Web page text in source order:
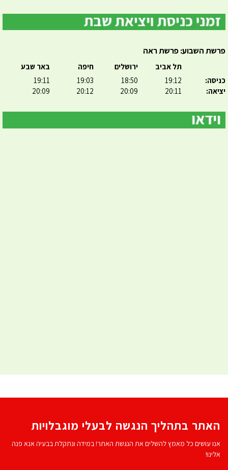
פרשת השבוע: פרשת ראה
כניסה:
יציאה:
תל אביב
19:12
20:11
ירושלים
18:50
20:09
חיפה
19:03
20:12
באר שבע
19:11
20:09
האתר בתהליך הנגשה לבעלי מוגבלויות
אנו עושים כל מאמץ להשלים את הנגשת האתר! במידה ונתקלת בבעיה אנא פנה
אלינו!